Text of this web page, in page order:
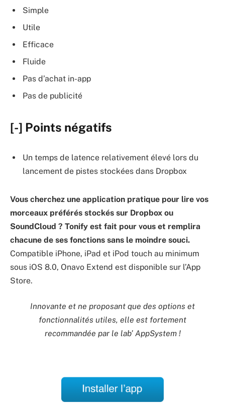
Simple
Utile
Efficace
Fluide
Pas d’achat in-app
Pas de publicité
[-] Points négatifs
Un temps de latence relativement élevé lors du
lancement de pistes stockées dans Dropbox
Vous cherchez une application pratique pour lire vos
morceaux préférés stockés sur Dropbox ou
SoundCloud ? Tonify est fait pour vous et remplira
chacune de ses fonctions sans le moindre souci.
Compatible iPhone, iPad et iPod touch au minimum
sous iOS 8.0, Onavo Extend est disponible sur l’App
Store.
Innovante et ne proposant que des options et
fonctionnalités utiles, elle est fortement
recommandée par le lab’ AppSystem !